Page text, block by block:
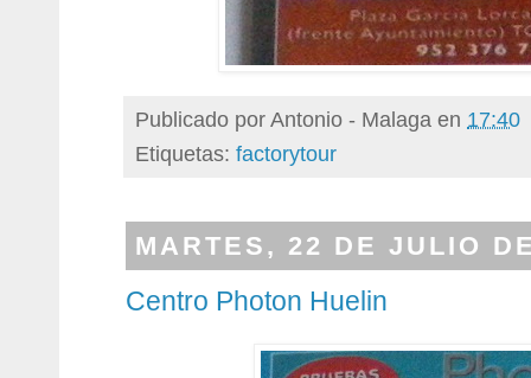
Publicado porAntonio - Malaga en 17:40
Etiquetas: factorytour
MARTES, 22 DE JULIO
Centro Photon Huelin